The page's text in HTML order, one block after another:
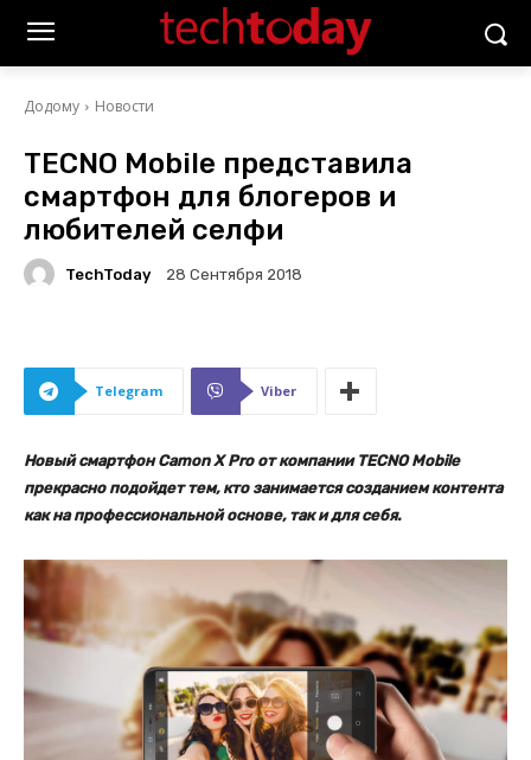
Додому Новости
TECNO Mobile представила
смартфон для блогеров и
любителей селфи
TechToday 28 Сентября 2018
Telegram Viber
Новый смартфон Camon X Pro от компании TECNO Mobile
прекрасно подойдет тем, кто занимается созданием контента
как на профессиональной основе, так и для себя.